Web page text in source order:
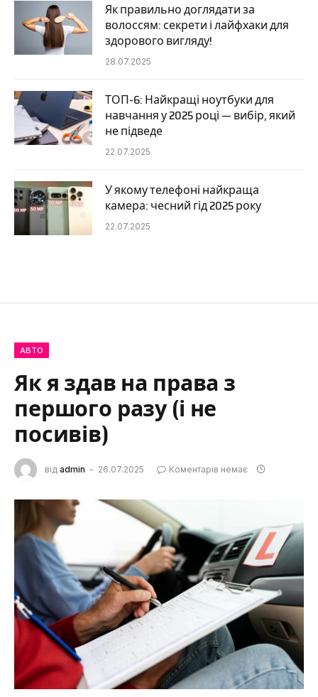
Як правильно доглядати за
волоссям: секрети і лайфхаки для
здорового вигляду!
28.07.2025
ТОП-6: Найкращі ноутбуки для
навчання у 2025 році — вибір, який
не підведе
22.07.2025
У якому телефоні найкраща
камера: чесний гід 2025 року
22.07.2025
АВТО
Як я здав на права з
першого разу (і не
посивів)
від admin 26.07.2025 Коментарів немає